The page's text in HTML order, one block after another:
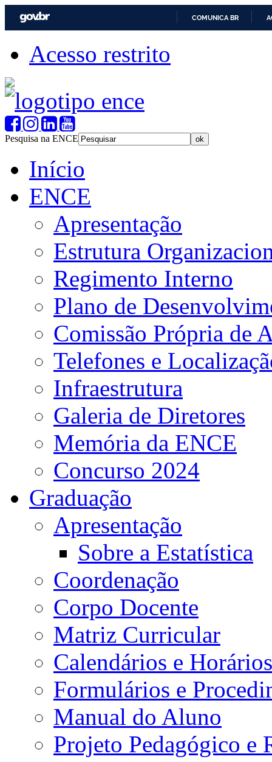
COMUNICA BR
Acesso restrito
Pesquisa na ENCE
Início
ENCE
Apresentação
Estrutura
Regimento Interno
Plano de
Comissão Própria de
Telefones e
Infraestrutura
Galeria de Diretores
Memória da ENCE
Concurso 2024
Graduação
Apresentação
Sobre a Estatística
Coordenação
Corpo Docente
Matriz Curricular
Calendários e Horários
Formulários e
Manual do Aluno
Projeto Pedagógico e